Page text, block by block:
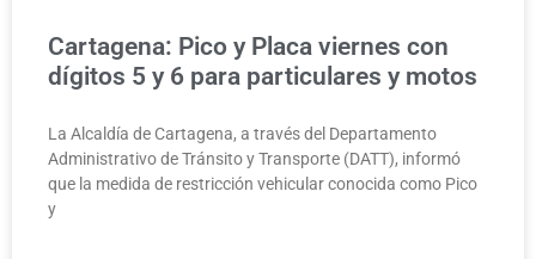
Cartagena: Pico y Placa viernes con
dígitos 5 y 6 para particulares y motos
La Alcaldía de Cartagena, a través del Departamento
Administrativo de Tránsito y Transporte (DATT), informó
que la medida de restricción vehicular conocida como Pico
y